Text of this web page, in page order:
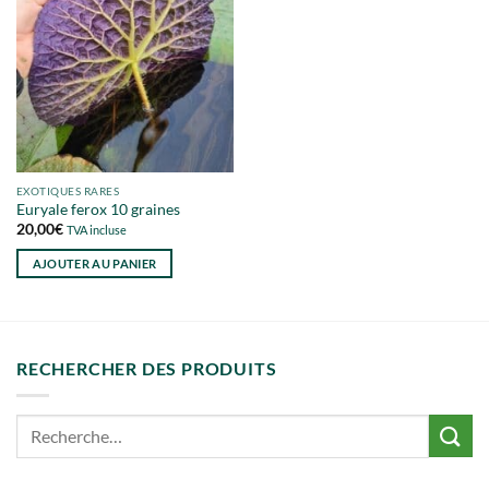
EXOTIQUES RARES
Euryale ferox 10 graines
20,00€ TVA incluse
AJOUTER AU PANIER
RECHERCHER DES PRODUITS